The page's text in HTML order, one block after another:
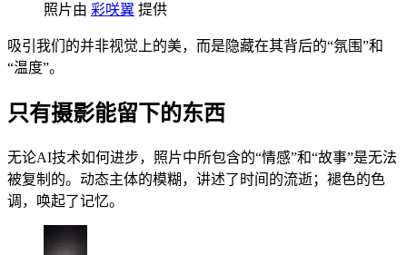
照片由 彩咲翼 提供
吸引我们的并非视觉上的美，而是隐藏在其背后的“氛围”和
“温度”。
只有摄影能留下的东西
无论AI技术如何进步，照片中所包含的“情感”和“故事”是无法
被复制的。动态主体的模糊，讲述了时间的流逝；褪色的色
调，唤起了记忆。